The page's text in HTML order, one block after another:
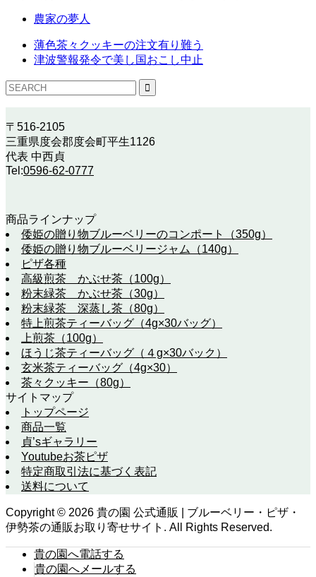
農家の夢人
薄色茶々クッキーの注文有り難う
津波警報発令で美し国おこし中止
〒516-2105
三重県度会郡度会町平生1126
代表 中西貞
Tel:0596-62-0777
商品ラインナップ
倭姫の贈り物ブルーベリーのコンポート（350g）
倭姫の贈り物ブルーベリージャム（140g）
ピザ各種
高級煎茶 かぶせ茶（100g）
粉末緑茶 かぶせ茶（30g）
粉末緑茶 深蒸し茶（80g）
特上煎茶ティーバッグ（4g×30バッグ）
上煎茶（100g）
ほうじ茶ティーバッグ（４g×30バック）
玄米茶ティーバッグ（4g×30）
茶々クッキー（80g）
サイトマップ
トップページ
商品一覧
貞’sギャラリー
Youtubeお茶ピザ
特定商取引法に基づく表記
送料について
Copyright © 2026 貴の園 公式通販 | ブルーベリー・ピザ・
伊勢茶の通販お取り寄せサイト. All Rights Reserved.
貴の園へ電話する
貴の園へメールする